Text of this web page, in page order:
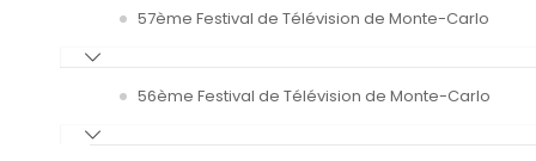
57ème Festival de Télévision de Monte-Carlo
56ème Festival de Télévision de Monte-Carlo